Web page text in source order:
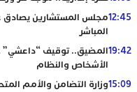
12:45مجلس المستشارين يصادق
المباشر
19:42المضيق.. توقيف “داعشي”
الأشخاص والنظام
15:09وزارة التضامن والأمم